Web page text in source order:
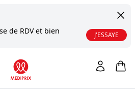
de RDV et bien
J'ESSAYE